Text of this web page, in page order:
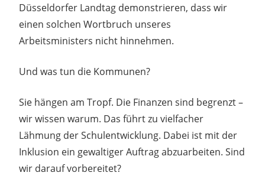
Düsseldorfer Landtag demonstrieren, dass wir
einen solchen Wortbruch unseres
Arbeitsministers nicht hinnehmen.
Und was tun die Kommunen?
Sie hängen am Tropf. Die Finanzen sind begrenzt –
wir wissen warum. Das führt zu vielfacher
Lähmung der Schulentwicklung. Dabei ist mit der
Inklusion ein gewaltiger Auftrag abzuarbeiten. Sind
wir darauf vorbereitet?